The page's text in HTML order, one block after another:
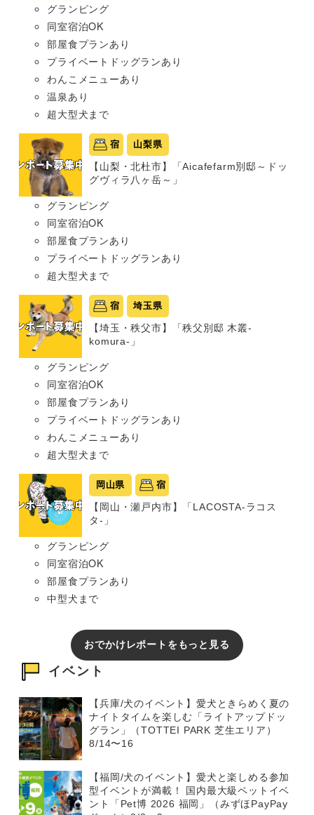
グランピング
同室宿泊OK
部屋食プランあり
プライベートドッグランあり
わんこメニューあり
温泉あり
超大型犬まで
宿 山梨県
【山梨・北杜市】「Aicafefarm別邸～ドッ
グヴィラ八ヶ岳～」
グランピング
同室宿泊OK
部屋食プランあり
プライベートドッグランあり
超大型犬まで
宿 埼玉県
【埼玉・秩父市】「秩父別邸 木叢-
komura-」
グランピング
同室宿泊OK
部屋食プランあり
プライベートドッグランあり
わんこメニューあり
超大型犬まで
岡山県 宿
【岡山・瀬戸内市】「LACOSTA-ラコス
タ-」
グランピング
同室宿泊OK
部屋食プランあり
中型犬まで
おでかけレポートをもっと見る
イベント
【兵庫/犬のイベント】愛犬ときらめく夏の
ナイトタイムを楽しむ「ライトアップドッ
グラン」（TOTTEI PARK 芝生エリア）
8/14〜16
【福岡/犬のイベント】愛犬と楽しめる参加
型イベントが満載！ 国内最大級ペットイベ
ント「Pet博 2026 福岡」（みずほPayPay